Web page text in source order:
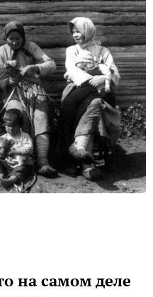
на самом деле